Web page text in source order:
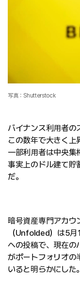
写真：Shutterstock
バイナンス利用者の
この数年で大きく上
一部利用者は中央集
事実上のドル建て貯
だ。
暗号資産専門アカウ
（Unfolded）は5月
への投稿で、現在
がポートフォリオの
いると明らかにした。